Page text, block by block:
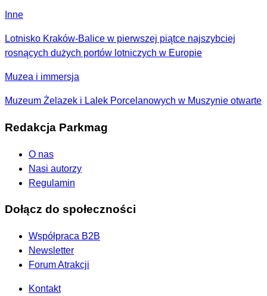
Inne
Lotnisko Kraków-Balice w pierwszej piątce najszybciej
rosnących dużych portów lotniczych w Europie
Muzea i immersja
Muzeum Żelazek i Lalek Porcelanowych w Muszynie otwarte
Redakcja Parkmag
O nas
Nasi autorzy
Regulamin
Dołącz do społeczności
Współpraca B2B
Newsletter
Forum Atrakcji
Kontakt